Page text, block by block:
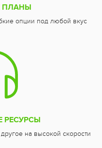
ПЛАНЫ
опции под любой вкус
РЕСУРСЫ
на высокой скорости